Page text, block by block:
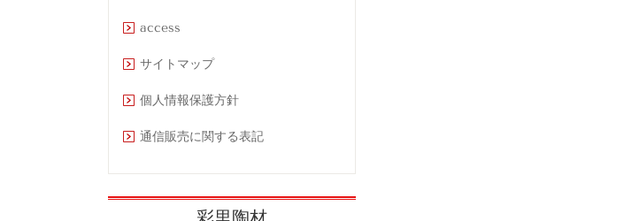
access
サイトマップ
個人情報保護方針
通信販売に関する表記